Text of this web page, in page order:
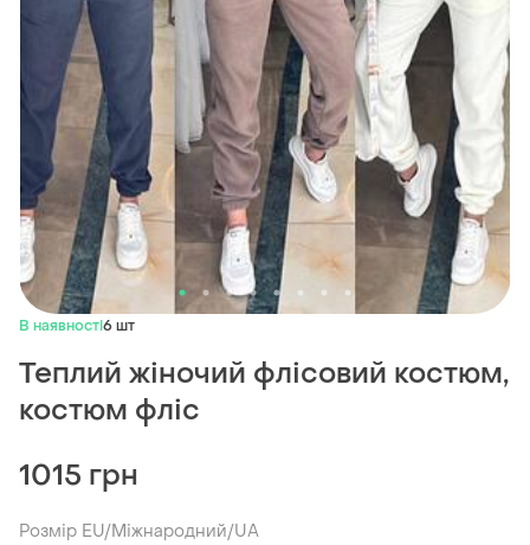
В наявності6 шт
Теплий жіночий флісовий костюм,
костюм фліс
1015 грн
Розмір EU/Міжнародний/UA